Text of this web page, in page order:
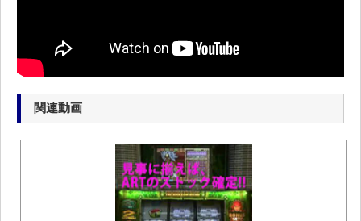
関連動画